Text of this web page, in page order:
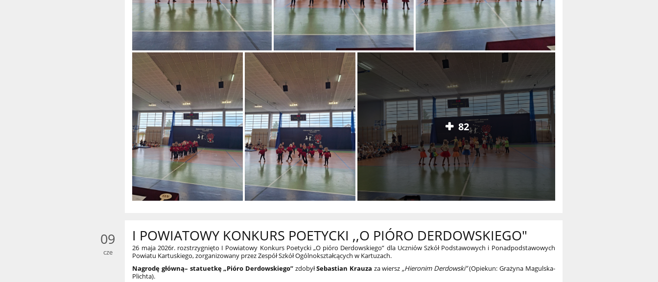
82
09
cze
I POWIATOWY KONKURS POETYCKI ,,O PIÓRO DERDOWSKIEGO"
26 maja 2026r. rozstrzygnięto I Powiatowy Konkurs Poetycki „O pióro Derdowskiego” dla Uczniów Szkół Podstawowych i Ponadpodstawowych
Powiatu Kartuskiego, zorganizowany przez Zespół Szkół Ogólnokształcących w Kartuzach.
Nagrodę główną– statuetkę „Pióro Derdowskiego” zdobyłSebastian Krauza za wiersz„Hieronim Derdowski”(Opiekun: Grażyna Magulska-
Plichta).